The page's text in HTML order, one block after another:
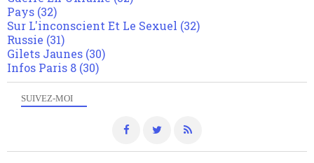
SUIVEZ-MOI
Pays (32)
Sur L'inconscient Et Le Sexuel (32)
Russie (31)
Gilets Jaunes (30)
Infos Paris 8 (30)